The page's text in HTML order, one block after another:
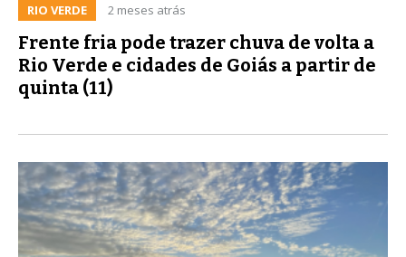
RIO VERDE 2 meses atrás
Frente fria pode trazer chuva de volta a
Rio Verde e cidades de Goiás a partir de
quinta (11)